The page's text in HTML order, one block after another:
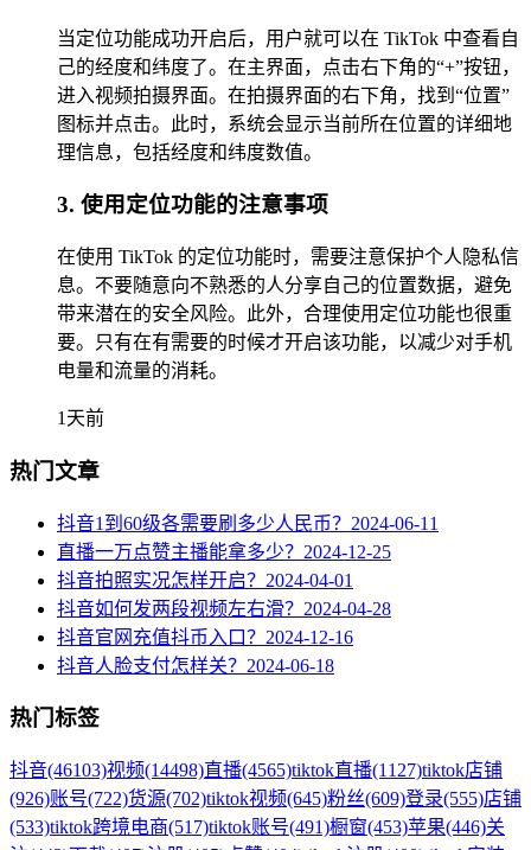
当定位功能成功开启后，用户就可以在 TikTok 中查看自
己的经度和纬度了。在主界面，点击右下角的“+”按钮，
进入视频拍摄界面。在拍摄界面的右下角，找到“位置”
图标并点击。此时，系统会显示当前所在位置的详细地
理信息，包括经度和纬度数值。
3. 使用定位功能的注意事项
在使用 TikTok 的定位功能时，需要注意保护个人隐私信
息。不要随意向不熟悉的人分享自己的位置数据，避免
带来潜在的安全风险。此外，合理使用定位功能也很重
要。只有在有需要的时候才开启该功能，以减少对手机
电量和流量的消耗。
1天前
热门文章
抖音1到60级各需要刷多少人民币？ 2024-06-11
直播一万点赞主播能拿多少？ 2024-12-25
抖音拍照实况怎样开启？ 2024-04-01
抖音如何发两段视频左右滑？ 2024-04-28
抖音官网充值抖币入口？ 2024-12-16
抖音人脸支付怎样关？ 2024-06-18
热门标签
抖音(46103)视频(14498)直播(4565)tiktok直播(1127)tiktok店铺
(926)账号(722)货源(702)tiktok视频(645)粉丝(609)登录(555)店铺
(533)tiktok跨境电商(517)tiktok账号(491)橱窗(453)苹果(446)关